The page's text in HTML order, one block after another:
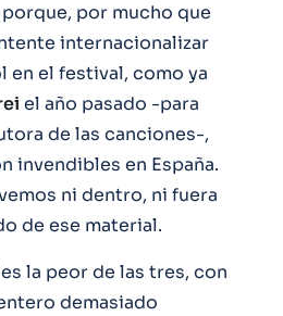
por mucho que
internacionalizar
en el festival, como ya
el año pasado -para
de las canciones-,
invendibles en España.
ni dentro, ni fuera
de ese material.
la peor de las tres, con
demasiado